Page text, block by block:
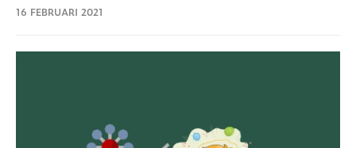
16 FEBRUARI 2021